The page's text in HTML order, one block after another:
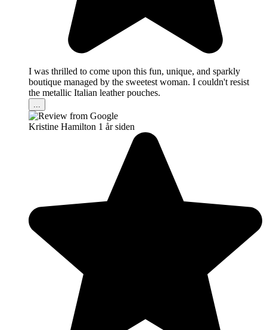
I was thrilled to come upon this fun, unique, and sparkly
boutique managed by the sweetest woman. I couldn't resist
the metallic Italian leather pouches.
...
Kristine Hamilton 1 år siden